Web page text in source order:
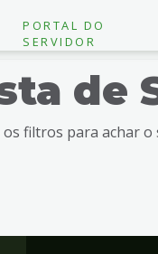
PORTAL DO
SERVIDOR
de
os filtros para achar o